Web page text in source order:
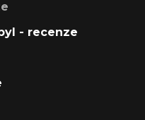
- recenze